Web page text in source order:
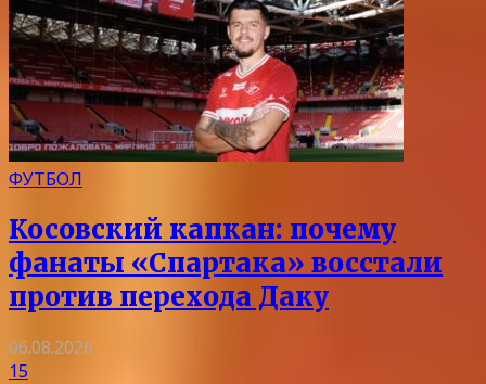
ФУТБОЛ
Косовский капкан: почему
фанаты «Спартака» восстали
против перехода Даку
06.08.2026
15